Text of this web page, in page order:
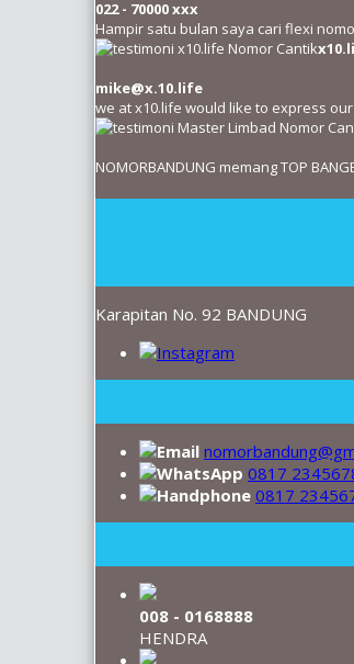
022 - 70000 xxx
Hampir satu bulan saya cari flexi
mike@x.10.life
we at x10.life would like to express
NOMORBANDUNG memang TOP
Karapitan No. 92 BANDUNG
0817
0817
008 - 0168888
HENDRA